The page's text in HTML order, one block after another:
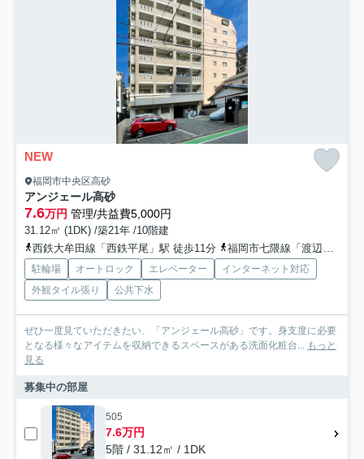
NEW
福岡市中央区高砂
アンジェール高砂
7.6万円 管理/共益費5,000円
31.12㎡ (1DK) /築21年 /10階建
西鉄大牟田線「西鉄平尾」駅 徒歩11分
福岡市七隈線「渡辺通」駅 徒歩11分
駐輪場 オートロック エレベーター
インターネット対応
外観タイル張り
公共下水
ぜひ一度見ていただきたい、「アンジェール高砂」です。身支度に必要
となる様々なアイテムを収納できるスペースがある洗面化粧台... もっと
見る
募集中の部屋
505
7.6万円
5階 / 31.12㎡ / 1DK